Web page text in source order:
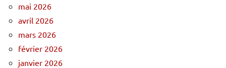
mai 2026
avril 2026
mars 2026
février 2026
janvier 2026